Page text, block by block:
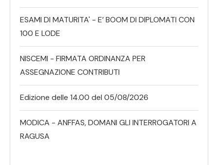
ESAMI DI MATURITA' - E’ BOOM DI DIPLOMATI CON
100 E LODE
NISCEMI - FIRMATA ORDINANZA PER
ASSEGNAZIONE CONTRIBUTI
Edizione delle 14.00 del 05/08/2026
MODICA - ANFFAS, DOMANI GLI INTERROGATORI A
RAGUSA